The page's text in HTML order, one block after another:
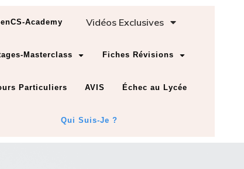
Academy Vidéos Exclusives
Masterclass Fiches Révisions
Particuliers AVIS Échec au Lycée
Qui Suis-Je ?